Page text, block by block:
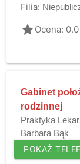
Filia:
gradeOcena: 0.0
Gabinet
rodzinnej
Praktyka
Barbara Bąk
POKAŻ